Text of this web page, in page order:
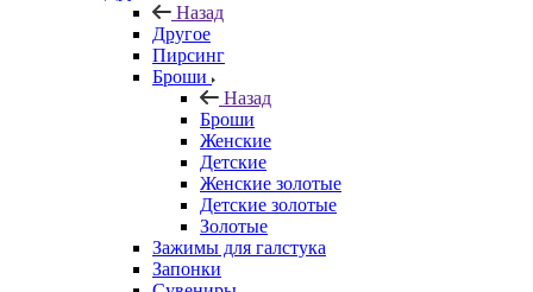
Назад
Другое
Пирсинг
Броши
Назад
Броши
Женские
Детские
Женские золотые
Детские золотые
Золотые
Зажимы для галстука
Запонки